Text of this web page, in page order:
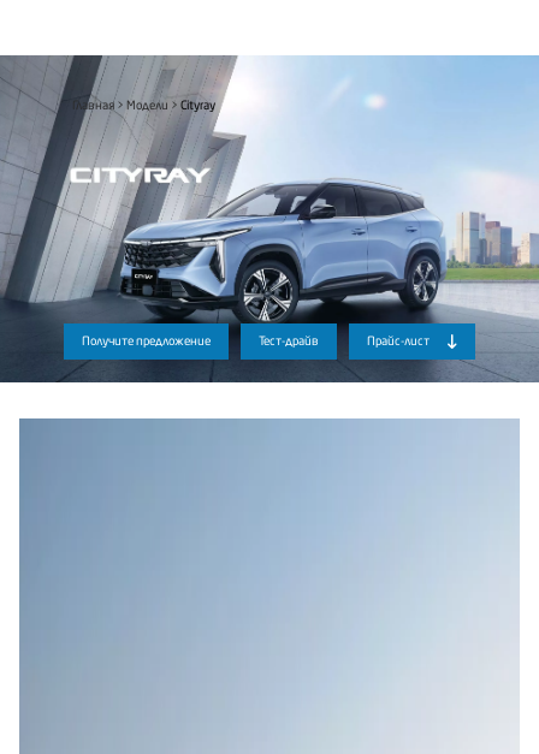
Главная Модели Cityray
Получите предложение Тест-драйв Прайс-лист